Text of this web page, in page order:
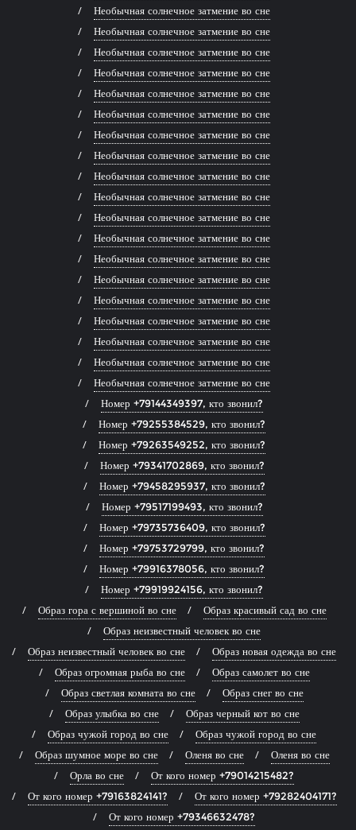
Необычная солнечное затмение во сне
Необычная солнечное затмение во сне
Необычная солнечное затмение во сне
Необычная солнечное затмение во сне
Необычная солнечное затмение во сне
Необычная солнечное затмение во сне
Необычная солнечное затмение во сне
Необычная солнечное затмение во сне
Необычная солнечное затмение во сне
Необычная солнечное затмение во сне
Необычная солнечное затмение во сне
Необычная солнечное затмение во сне
Необычная солнечное затмение во сне
Необычная солнечное затмение во сне
Необычная солнечное затмение во сне
Необычная солнечное затмение во сне
Необычная солнечное затмение во сне
Необычная солнечное затмение во сне
Необычная солнечное затмение во сне
Номер +79144349397, кто звонил?
Номер +79255384529, кто звонил?
Номер +79263549252, кто звонил?
Номер +79341702869, кто звонил?
Номер +79458295937, кто звонил?
Номер +79517199493, кто звонил?
Номер +79735736409, кто звонил?
Номер +79753729799, кто звонил?
Номер +79916378056, кто звонил?
Номер +79919924156, кто звонил?
Образ гора с вершиной во сне
Образ красивый сад во сне
Образ неизвестный человек во сне
Образ неизвестный человек во сне
Образ новая одежда во сне
Образ огромная рыба во сне
Образ самолет во сне
Образ светлая комната во сне
Образ снег во сне
Образ улыбка во сне
Образ черный кот во сне
Образ чужой город во сне
Образ чужой город во сне
Образ шумное море во сне
Оленя во сне
Оленя во сне
Орла во сне
От кого номер +79014215482?
От кого номер +79163824141?
От кого номер +79282404171?
От кого номер +79346632478?